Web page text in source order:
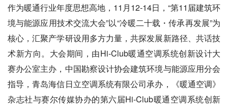
作为暖通行业年度思想高地，11月12-14日，“第11届建筑环
境与能源应用技术交流大会”以“冷暖二十载・传承再发展”为
核心，汇聚产学研设用多方力量，共探发展新路径、共话技
术新方向。大会期间，由Hi-Club暖通空调系统创新设计大
赛办公室主办，中国勘察设计协会建筑环境与能源应用分会
指导，青岛海信日立空调系统有限公司承办，《暖通空调》
杂志社与赛尔传媒协办的第六届Hi-Club暖通空调系统创新